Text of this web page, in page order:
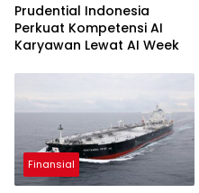
Prudential Indonesia
Perkuat Kompetensi AI
Karyawan Lewat AI Week
Finansial